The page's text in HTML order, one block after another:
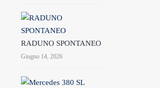
RADUNO SPONTANEO
Giugno 14, 2026